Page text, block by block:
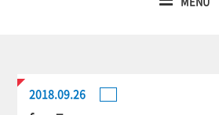
2018.09.26